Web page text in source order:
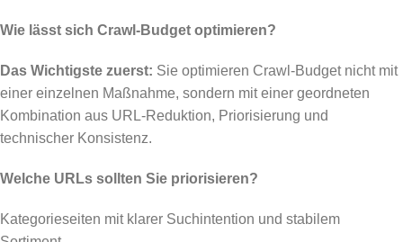
Wie lässt sich Crawl-Budget optimieren?
Das Wichtigste zuerst: Sie optimieren Crawl-Budget nicht mit
einer einzelnen Maßnahme, sondern mit einer geordneten
Kombination aus URL-Reduktion, Priorisierung und
technischer Konsistenz.
Welche URLs sollten Sie priorisieren?
Kategorieseiten mit klarer Suchintention und stabilem